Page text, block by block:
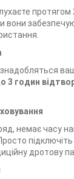
вони
3 годин
немає часу
дротову